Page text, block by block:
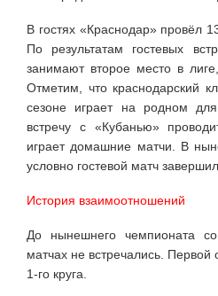
В гостях «Краснодар» провёл
По результатам гостевых
занимают второе место в
Отметим, что краснодарский
сезоне играет на родном
встречу с «Кубанью»
играет домашние матчи. В
условно гостевой матч
История взаимоотношений
До нынешнего чемпионата
матчах не встречались. Первой
1-го круга.